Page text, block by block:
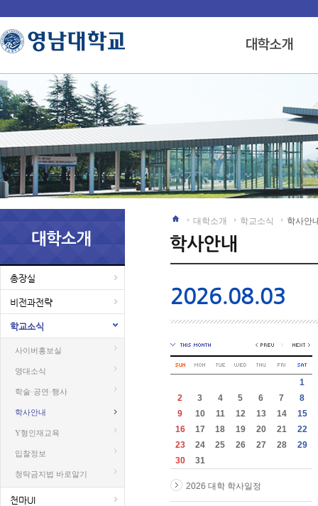
총장실
비전과전략
학교소식
사이버홍보실
영대소식
학술·공연·행사
학사안내
Y형인재교육
입찰정보
청탁금지법 바로알기
천마UI
대학소개 학교소식 학사안
2026.08.03
1
2
3 4 5 6 7
8
9
10 11 12 13 14
15
16
17 18 19 20 21
22
23
24 25 26 27 28
29
30
31
2026 대학 학사일정